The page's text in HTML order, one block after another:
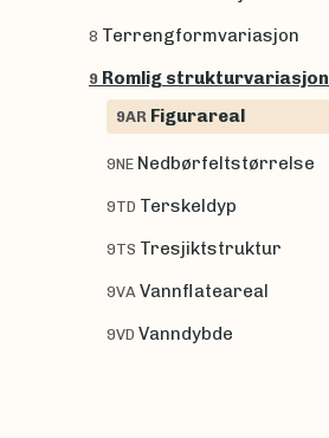
8 Terrengformvariasjon
9 Romlig strukturvariasjon
9AR Figurareal
9NE Nedbørfeltstørrelse
9TD Terskeldyp
9TS Tresjiktstruktur
9VA Vannflateareal
9VD Vanndybde